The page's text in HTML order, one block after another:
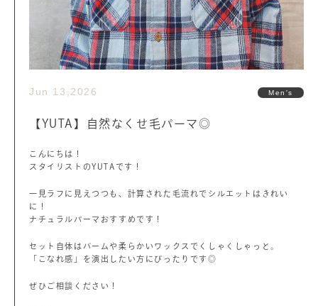
Jun 13,2026 Men's
【YUTA】自然なくせ毛パーマ◎
こんにちは！
スタイリストのYUTAです！
一見ラフに見えつつも、計算された毛流れでシルエットはきれい
に！
ナチュラルパーマおすすめです！
セット自体はバームや柔らかいワックスでくしゃくしゃっと。
「こなれ感」を演出したい方にぴったりです◎
ぜひご相談ください！